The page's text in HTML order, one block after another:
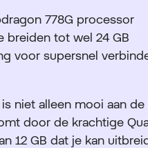
778G processor
breiden tot wel 24 GB
voor supersnel
is niet alleen mooi aan
door de krachtige
12 GB dat je kan